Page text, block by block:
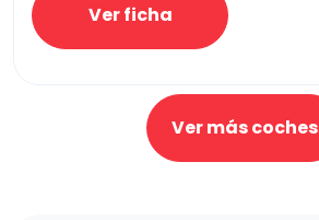
Ver ficha
Ver más coches